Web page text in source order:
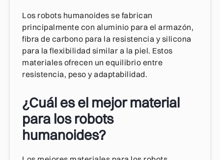
Los robots humanoides se fabrican
principalmente con aluminio para el armazón,
fibra de carbono para la resistencia y silicona
para la flexibilidad similar a la piel. Estos
materiales ofrecen un equilibrio entre
resistencia, peso y adaptabilidad.
¿Cuál es el mejor material
para los robots
humanoides?